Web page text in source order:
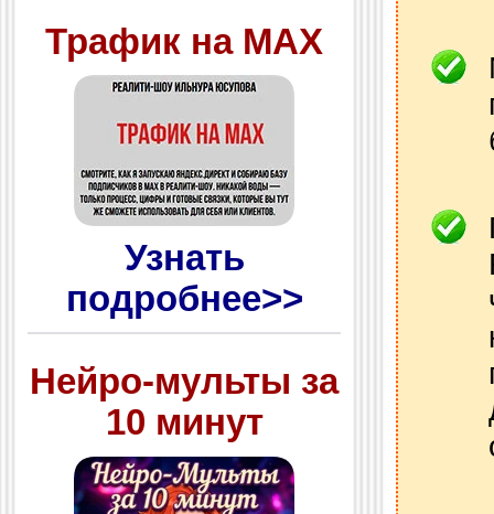
Трафик на MAX
Узнать
подробнее>>
Нейро-мульты за
10 минут